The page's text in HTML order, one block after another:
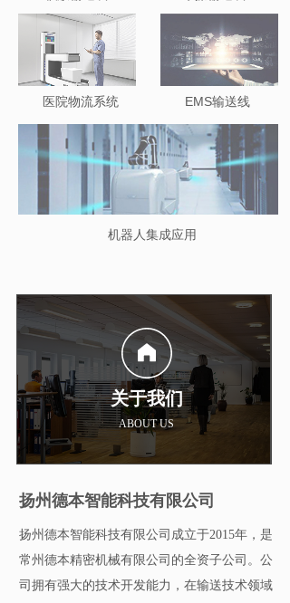
EMS输送线
医院物流系统
机器人集成应用
关于我们
ABOUT US
扬州德本智能科技有限公司
扬州德本智能科技有限公司成立于2015年，是
常州德本精密机械有限公司的全资子公司。公
司拥有强大的技术开发能力，在输送技术领域